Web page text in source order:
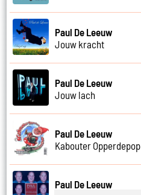
Paul De Leeuw
Jouw kracht
Paul De Leeuw
Jouw lach
Paul De Leeuw
Kabouter Opperdepop
Paul De Leeuw